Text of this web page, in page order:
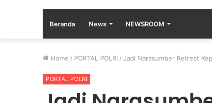
Beranda News NEWSROOM
Home / PORTAL POLRI / Jadi Narasumber Retreat
PORTAL POLRI